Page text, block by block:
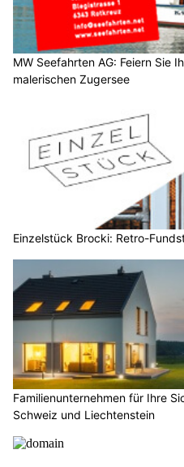
MW Seefahrten AG: Feiern Sie
malerischen Zugersee
Einzelstück Brocki: Retro-
Familienunternehmen für Ihre
Schweiz und Liechtenstein